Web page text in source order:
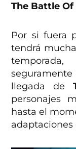
The Battle Of
Por si fuera
tendrá
seguramente
llegada de
personajes
hasta el
adaptaciones